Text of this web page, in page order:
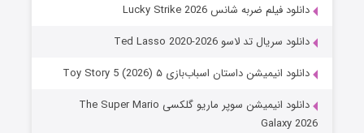
دانلود فیلم ضربه شانس Lucky Strike 2026
دانلود سریال تد لاسو Ted Lasso 2020-2026
دانلود انیمیشن داستان اسباب‌بازی ۵ Toy Story 5 (2026)
دانلود انیمیشن سوپر ماریو گلکسی The Super Mario
Galaxy 2026